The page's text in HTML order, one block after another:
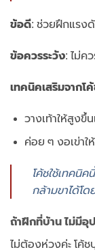
ข้อดี: ช่วยฝึกแรง
ข้อควรระวัง: ไม่ค
เทคนิคเสริมจากโ
วางเท้าให้สูงขึ้
ค่อย ๆ งอเข่าใ
โค้ชใช้เทคนิค
กล้ามขาได้โด
ถ้าฝึกที่บ้าน ไม่มีอุ
ไม่ต้องห่วงค่ะ โค้